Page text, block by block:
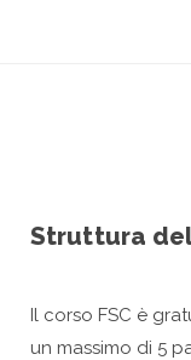
Struttura
Il corso FSC è
un massimo di 5